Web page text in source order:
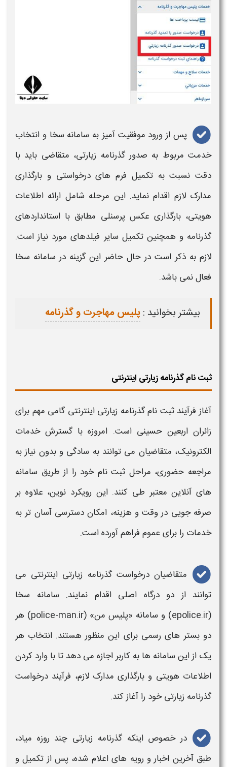
پس از ورود موفقیت‌ آمیز به سامانه سخا و انتخاب
خدمت مربوط به صدورگذرنامه زیارتی، متقاضی باید با
دقت نسبت به تکمیل فرم‌ های درخواستی و بارگذاری
مدارک لازم اقدام نماید. این مرحله شامل ارائه اطلاعات
هویتی، بارگذاری عکس پرسنلی مطابق با استانداردهای
گذرنامهو همچنین تکمیل سایر فیلدهای مورد نیاز است.
لازم به ذکر است در حال حاضر این گزینه در سامانه سخا
فعال نمی باشد.
بیشتر بخوانید :پلیس مهاجرت و گذرنامه
ثبت نام گذرنامه زیارتی اینترنتی
آغاز فرآیند ثبت نام گذرنامه زیارتی اینترنتی گامی مهم برای
زائراناربعینحسینی است. امروزه با گسترش خدمات
الکترونیک، متقاضیان می‌ توانند به سادگی و بدون نیاز به
مراجعه حضوری، مراحل ثبت‌ نام خود را از طریق سامانه‌
های آنلاین معتبر طی کنند. این رویکرد نوین، علاوه بر
صرفه‌ جویی در وقت و هزینه، امکان دسترسی آسان‌ تر به
خدمات را برای عموم فراهم آورده است.
متقاضیاندرخواست گذرنامه زیارتی اینترنتی می‌
توانند از دو درگاه اصلی اقدام نمایند. سامانه سخا
(epolice.ir) و سامانه «
پلیس من
» (police-man.ir) هر
دو بستر های رسمی برای این منظور هستند. انتخاب هر
یک از این سامانه‌ ها به کاربر اجازه می‌ دهد تا با وارد کردن
اطلاعات هویتی و بارگذاری مدارک لازم، فرآیند درخواست
گذرنامه زیارتیخود را آغاز کند.
در خصوص اینکهگذرنامه زیارتی چند روزه میاد،
طبق آخرین اخبار و رویه‌ های اعلام شده، پس از تکمیل و